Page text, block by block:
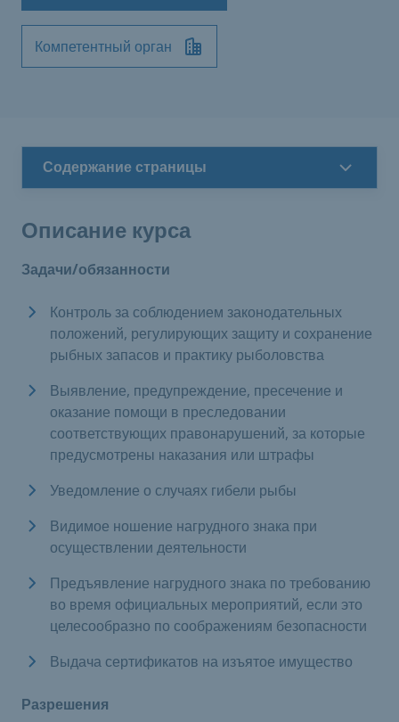
Компетентный орган
Содержание страницы
Описание курса
Задачи/обязанности
Контроль за соблюдением законодательных
положений, регулирующих защиту и сохранение
рыбных запасов и практику рыболовства
Выявление, предупреждение, пресечение и
оказание помощи в преследовании
соответствующих правонарушений, за которые
предусмотрены наказания или штрафы
Уведомление о случаях гибели рыбы
Видимое ношение нагрудного знака при
осуществлении деятельности
Предъявление нагрудного знака по требованию
во время официальных мероприятий, если это
целесообразно по соображениям безопасности
Выдача сертификатов на изъятое имущество
Разрешения